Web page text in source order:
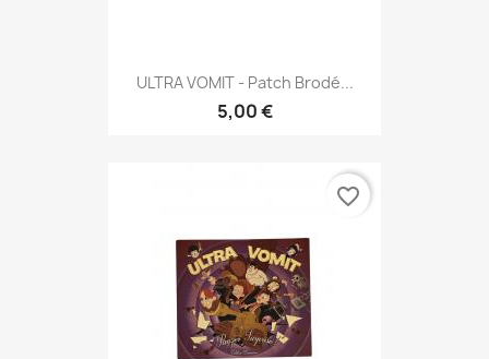
ULTRA VOMIT - Patch Brodé...
5,00 €
favorite_border